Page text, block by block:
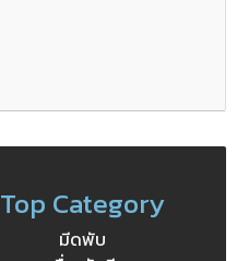
Top Category
มีดพับ